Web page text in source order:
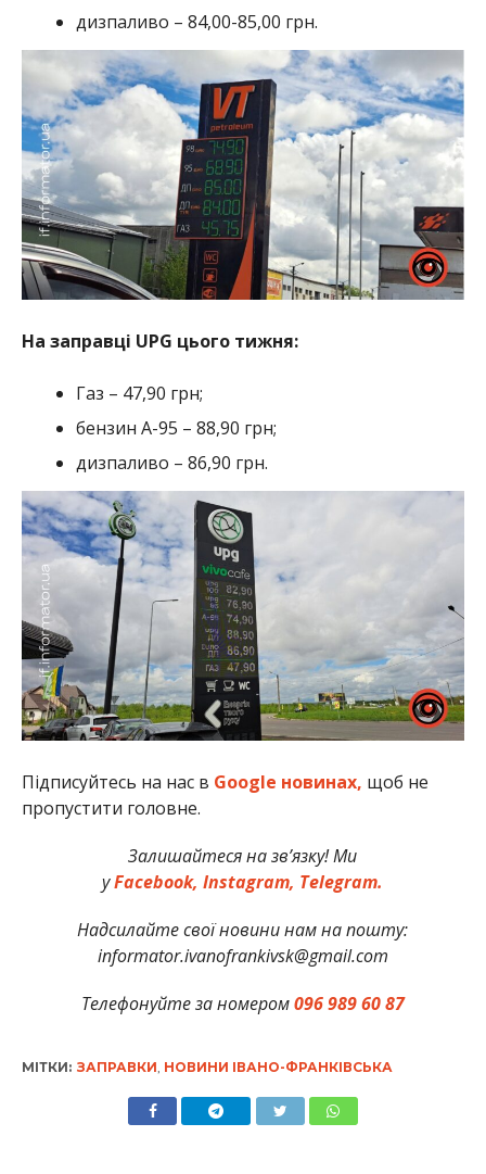
дизпаливо – 84,00-85,00 грн.
На заправці UPG цього тижня:
Газ – 47,90 грн;
бензин А-95 – 88,90 грн;
дизпаливо – 86,90 грн.
Підписуйтесь на нас в Google новинах, щоб не
пропустити головне.
Залишайтеся на зв’язку! Ми
уFacebook, Instagram, Telegram.
Надсилайте свої новини нам на пошту:
informator.ivanofrankivsk@gmail.com
Телефонуйте за номером096 989 60 87
МІТКИ: ЗАПРАВКИ НОВИНИ ІВАНО-ФРАНКІВСЬКА